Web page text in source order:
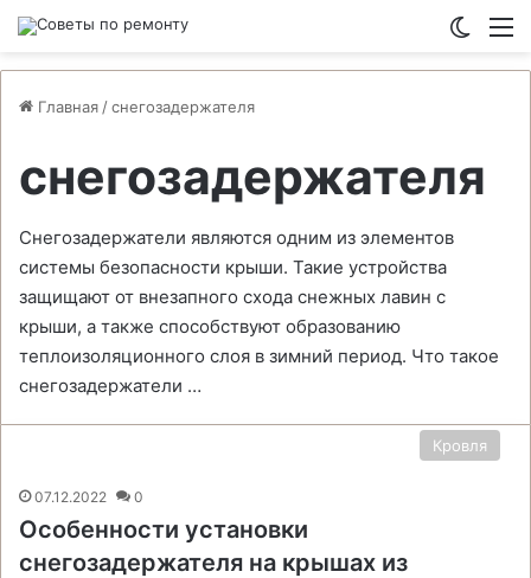
Главная /снегозадержателя
снегозадержателя
Снегозадержатели являются одним из элементов
системы безопасности крыши. Такие устройства
защищают от внезапного схода снежных лавин с
крыши, а также способствуют образованию
теплоизоляционного слоя в зимний период. Что такое
снегозадержатели …
Кровля
07.12.2022 0
Особенности установки
снегозадержателя на крышах из